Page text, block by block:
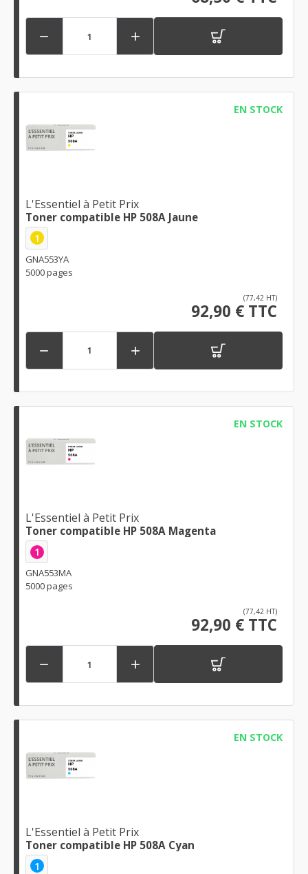
 
EN STOCK
L'Essentiel à Petit Prix
Toner compatible HP 508A Jaune
1
GNA553YA
5000 pages
(77,42 HT)
92,90 € TTC
 
EN STOCK
L'Essentiel à Petit Prix
Toner compatible HP 508A Magenta
1
GNA553MA
5000 pages
(77,42 HT)
92,90 € TTC
 
EN STOCK
L'Essentiel à Petit Prix
Toner compatible HP 508A Cyan
1